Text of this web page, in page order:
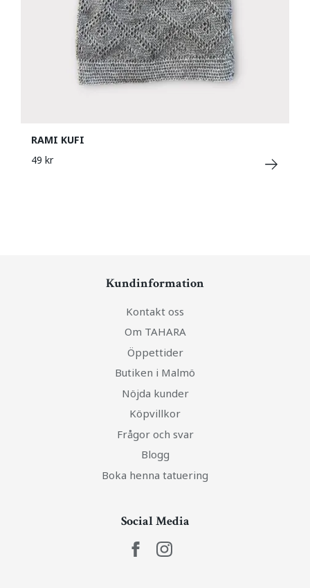
RAMI KUFI
49 kr
Kundinformation
Kontakt oss
Om TAHARA
Öppettider
Butiken i Malmö
Nöjda kunder
Köpvillkor
Frågor och svar
Blogg
Boka henna tatuering
Social Media